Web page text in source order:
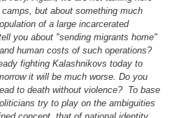
but about something much
of a large incarcerated
you about "sending migrants home"
human costs of such operations?
fighting Kalashnikovs today to
it will be much worse. Do you
to death without violence? To base
try to play on the ambiguities